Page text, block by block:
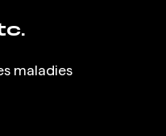
maladies